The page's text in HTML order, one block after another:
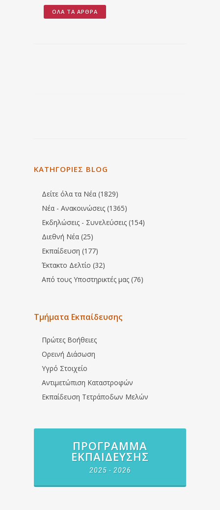
ΌΛΑ ΤΑ ΆΡΘΡΑ
ΚΑΤΗΓΟΡΙΕΣ BLOG
Δείτε όλα τα Νέα (1829)
Νέα - Ανακοινώσεις (1365)
Εκδηλώσεις - Συνελεύσεις (154)
Διεθνή Νέα (25)
Εκπαίδευση (177)
Έκτακτο Δελτίο (32)
Από τους Υποστηρικτές μας (76)
Τμήματα Εκπαίδευσης
Πρώτες Βοήθειες
Ορεινή Διάσωση
Υγρό Στοιχείο
Αντιμετώπιση Καταστροφών
Εκπαίδευση Τετράποδων Μελών
ΠΡΌΓΡΑΜΜΑ
ΕΚΠΑΊΔΕΥΣΗΣ
2025 - 2026